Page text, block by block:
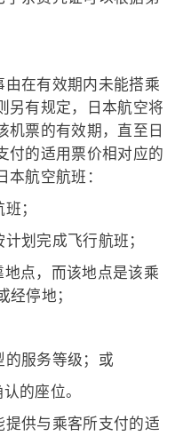
在有效期内未能搭乘
另有规定，日本航空将
机票的有效期，直至日
付的适用票价相对应的
航空航班：
；
划完成飞行航班；
点，而该地点是该乘
经停地；
的服务等级；或
的座位。
供与乘客所支付的适